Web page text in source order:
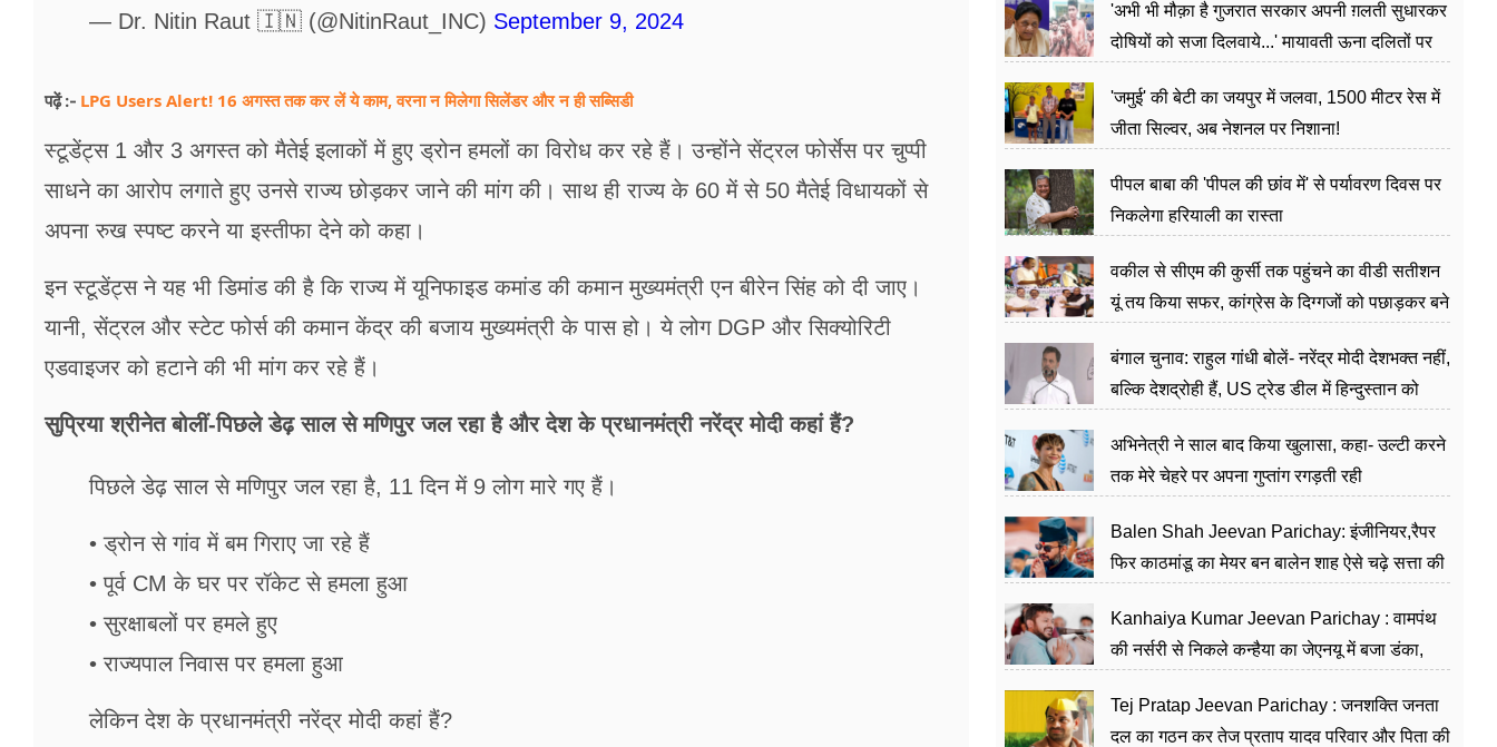
— Dr. Nitin Raut 🇮🇳 (@NitinRaut_INC) September 9, 2024
पढ़ें :- LPG Users Alert! 16 अगस्त तक कर लें ये काम, वरना न मिलेगा सिलेंडर और न ही सब्सिडी
स्टूडेंट्स 1 और 3 अगस्त को मैतेई इलाकों में हुए ड्रोन हमलों का विरोध कर रहे हैं। उन्होंने सेंट्रल फोर्सेस पर चुप्पी
साधने का आरोप लगाते हुए उनसे राज्य छोड़कर जाने की मांग की। साथ ही राज्य के 60 में से 50 मैतेई विधायकों से
अपना रुख स्पष्ट करने या इस्तीफा देने को कहा।
इन स्टूडेंट्स ने यह भी डिमांड की है कि राज्य में यूनिफाइड कमांड की कमान मुख्यमंत्री एन बीरेन सिंह को दी जाए।
यानी, सेंट्रल और स्टेट फोर्स की कमान केंद्र की बजाय मुख्यमंत्री के पास हो। ये लोग DGP और सिक्योरिटी
एडवाइजर को हटाने की भी मांग कर रहे हैं।
सुप्रिया श्रीनेत बोलीं-पिछले डेढ़ साल से मणिपुर जल रहा है और देश के प्रधानमंत्री नरेंद्र मोदी कहां हैं?
पिछले डेढ़ साल से मणिपुर जल रहा है, 11 दिन में 9 लोग मारे गए हैं।
• ड्रोन से गांव में बम गिराए जा रहे हैं
• पूर्व CM के घर पर रॉकेट से हमला हुआ
• सुरक्षाबलों पर हमले हुए
• राज्यपाल निवास पर हमला हुआ
लेकिन देश के प्रधानमंत्री नरेंद्र मोदी कहां हैं?
'अभी भी मौक़ा है गुजरात सरकार अपनी ग़लती सुधारकर
दोषियों को सजा दिलवाये...' मायावती ऊना दलितों पर
'जमुई' की बेटी का जयपुर में जलवा, 1500 मीटर रेस में
जीता सिल्वर, अब नेशनल पर निशाना!
पीपल बाबा की 'पीपल की छांव में' से पर्यावरण दिवस पर
निकलेगा हरियाली का रास्ता
वकील से सीएम की कुर्सी तक पहुंचने का वीडी सतीशन
यूं तय किया सफर, कांग्रेस के दिग्गजों को पछाड़कर बने
बंगाल चुनाव: राहुल गांधी बोलें- नरेंद्र मोदी देशभक्त नहीं,
बल्कि देशद्रोही हैं, US ट्रेड डील में हिन्दुस्तान को
अभिनेत्री ने साल बाद किया खुलासा, कहा- उल्टी करने
तक मेरे चेहरे पर अपना गुप्तांग रगड़ती रही
Balen Shah Jeevan Parichay: इंजीनियर,रैपर
फिर काठमांडू का मेयर बन बालेन शाह ऐसे चढ़े सत्ता की
Kanhaiya Kumar Jeevan Parichay : वामपंथ
की नर्सरी से निकले कन्हैया का जेएनयू में बजा डंका,
Tej Pratap Jeevan Parichay : जनशक्ति जनता
दल का गठन कर तेज प्रताप यादव परिवार और पिता की